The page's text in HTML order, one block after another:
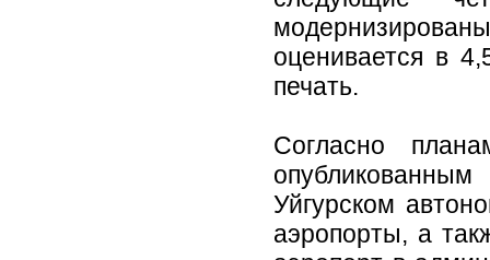
оценивается в
печать.
Согласно
Уйгурском
аэропорты, а